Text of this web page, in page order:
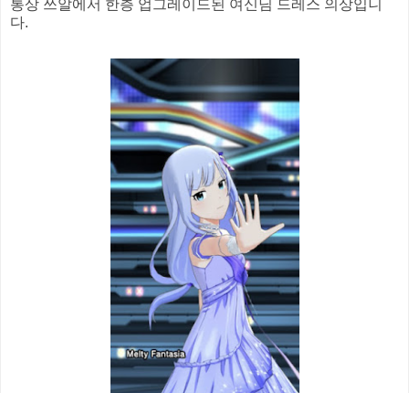
통상 쓰알에서 한층 업그레이드된 여신님 드레스 의상입니
다.